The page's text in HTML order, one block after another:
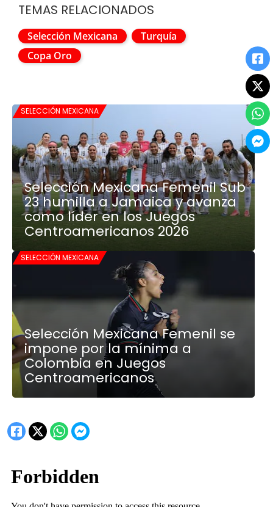
TEMAS RELACIONADOS
Selección Mexicana
Turquía
Copa Oro
SELECCIÓN MEXICANA
Selección Mexicana Femenil Sub
23 humilla a Jamaica y avanza
como líder en los Juegos
Centroamericanos 2026
SELECCIÓN MEXICANA
Selección Mexicana Femenil se
impone por la mínima a
Colombia en Juegos
Centroamericanos